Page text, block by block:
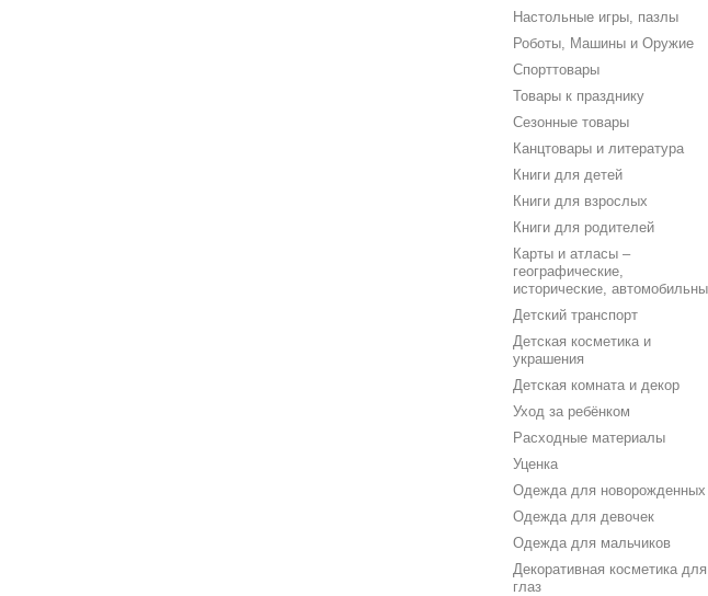
Настольные игры, пазлы
Роботы, Машины и Оружие
Спорттовары
Товары к празднику
Сезонные товары
Канцтовары и литература
Книги для детей
Книги для взрослых
Книги для родителей
Карты и атласы –
географические,
исторические,
Детский транспорт
Детская косметика и
украшения
Детская комната и декор
Уход за ребёнком
Расходные материалы
Уценка
Одежда для новорожденных
Одежда для девочек
Одежда для мальчиков
Декоративная косметика для
глаз